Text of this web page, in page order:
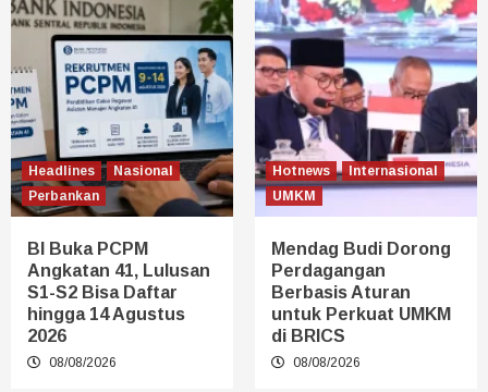
Headlines
Nasional
Perbankan
BI Buka PCPM
Angkatan 41, Lulusan
S1-S2 Bisa Daftar
hingga 14 Agustus
2026
08/08/2026
Hotnews
Internasional
UMKM
Mendag Budi Dorong
Perdagangan
Berbasis Aturan
untuk Perkuat UMKM
di BRICS
08/08/2026